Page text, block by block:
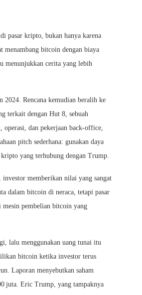
pasar kripto, bukan hanya karena
menambang bitcoin dengan biaya
menunjukkan cerita yang lebih
2024. Rencana kemudian beralih ke
terkait dengan Hut 8, sebuah
operasi, dan pekerjaan back‑office,
pitch sederhana: gunakan daya
yang terhubung dengan Trump.
investor memberikan nilai yang sangat
dalam bitcoin di neraca, tetapi pasar
pembelian bitcoin yang
lalu menggunakan uang tunai itu
bitcoin ketika investor terus
Laporan menyebutkan saham
juta. Eric Trump, yang tampaknya